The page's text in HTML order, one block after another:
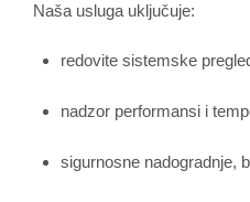
Naša usluga uključuje:
redovite sistemske
nadzor performansi i
sigurnosne nadogradnje,